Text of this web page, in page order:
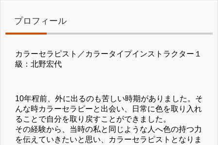
プロフィール
カラーセラピスト／カラータイプインストラクター１
級：北野宏代
10年程前、外に出るのも苦しい時期がありました。そ
んな時カラーセラピーと出会い、日常に色を取り入れ
ることで自分を取り戻すことができました。
その経験から、当時の私と同じような人へ色の持つ力
を伝えていきたいと思い、カラーセラピストとなりま